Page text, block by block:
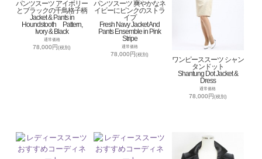
パンツスーツ アイボリー
とブラックの千鳥格子柄
Jacket & Pants in
Houndstooth Pattern,
Ivory & Black
通常価格
78,000円(税別)
パンツスーツ 爽やかなネ
イビーにピンクのストラ
イプ
Fresh Navy Jacket And
Pants Ensemble in Pink
Stripe
通常価格
78,000円(税別)
ワンピーススーツ シャン
タンドット
Shantung Dot Jacket &
Dress
通常価格
78,000円 (税別)